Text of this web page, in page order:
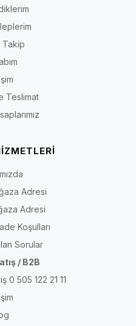
Takip
Teslimat
Adresi
Adresi
Koşulları
Sorular
/ B2B
0 505 122 21 11